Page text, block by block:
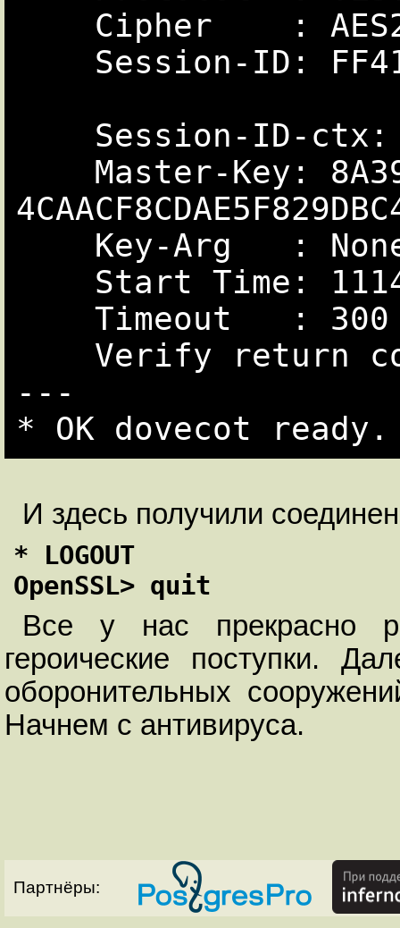
---
И здесь получили
* LOGOUT
OpenSSL> quit
Все у нас прекрасно
героические поступки.
оборонительных
Начнем с антивируса.
Партнёры: